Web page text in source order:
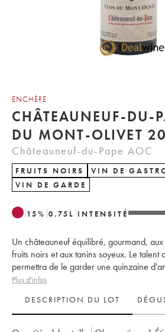
ENCHÈRE
CHÂTEAUNEUF-DU-
DU MONT-
Châteauneuf-du-Pape AOC
FRUITS NOIRS
VIN DE
VIN DE GARDE
15% 0.75 L INTENSITÉ
Un châteauneuf équilibré, gourmand,
fruits noirs et aux tanins soyeux. Le
permettra de le garder une quinzaine
Plus d'infos
DESCRIPTION DU LOT